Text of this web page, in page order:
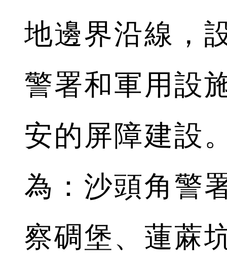
地邊界沿線，
警署和軍用設
安的屏障建設
為：沙頭角警
察碉堡、蓮蔴